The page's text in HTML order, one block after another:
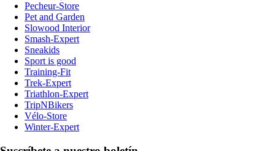
Pecheur-Store
Pet and Garden
Slowood Interior
Smash-Expert
Sneakids
Sport is good
Training-Fit
Trek-Expert
Triathlon-Expert
TripNBikers
Vélo-Store
Winter-Expert